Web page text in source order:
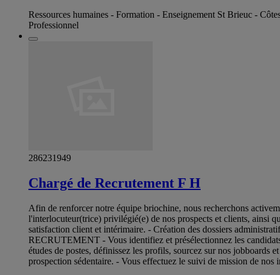
Ressources humaines - Formation - Enseignement St Brieuc -
Professionnel
286231949
Chargé de Recrutement F H
Afin de renforcer notre équipe briochine, nous recherchons
l'interlocuteur(trice) privilégié(e) de nos prospects et clients, ainsi
satisfaction client et intérimaire. - Création des dossiers
RECRUTEMENT - Vous identifiez et présélectionnez les
études de postes, définissez les profils, sourcez sur nos
prospection sédentaire. - Vous effectuez le suivi de mission de nos